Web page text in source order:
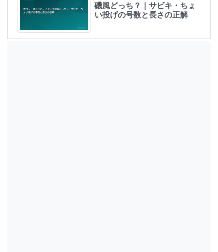
磯風どっち？｜サビキ・ちょ
い投げの号数と長さの正解